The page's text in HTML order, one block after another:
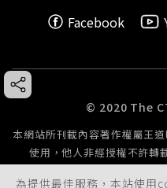
為提供最佳服務，本站使用
Facebook
© 2020 The
本網站所刊載內容著作權屬王
使用，他人非經授權不許轉